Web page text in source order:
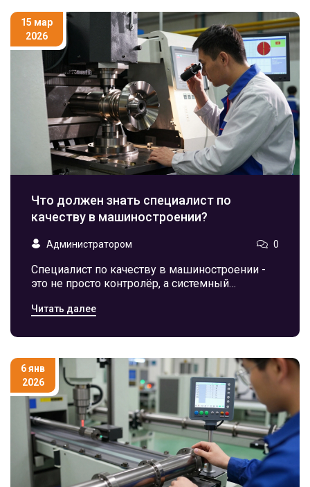
15 мар
2026
Что должен знать специалист по
качеству в машиностроении?
Администратором 0
Специалист по качеству в машиностроении -
это не просто контролёр, а системный
появления. Он должен знать стандарты,
командой.
Читать далее
6 янв
2026